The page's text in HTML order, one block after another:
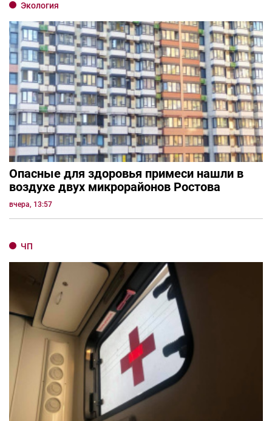
Экология
Опасные для здоровья примеси нашли в
воздухе двух микрорайонов Ростова
вчера, 13:57
ЧП